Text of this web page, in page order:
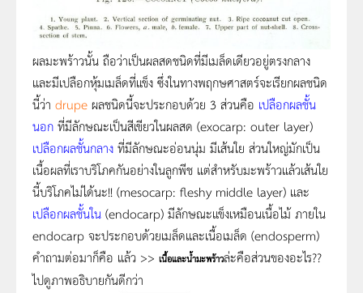
ผลมะพร้าวนั้น ถือว่าเป็นผลสดชนิดที่มีเมล็ดเดียวอยู่ตรงกลาง
และมีเปลือกหุ้มเมล็ดที่แข็ง ซึ่งในทางพฤกษศาสตร์จะเรียกผลชนิด
นี้ว่า drupe ผลชนิดนี้จะประกอบด้วย 3 ส่วนคือ เปลือกผลชั้น
นอก ที่มีลักษณะเป็นสีเขียวในผลสด (exocarp: outer layer)
เปลือกผลชั้นกลาง ที่มีลักษณะอ่อนนุ่ม มีเส้นใย ส่วนใหญ่มักเป็น
เนื้อผลที่เราบริโภคกันอย่างในลูกพีช แต่สำหรับมะพร้าวแล้วเส้นใย
นี้บริโภคไม่ได้นะ!! (mesocarp: fleshy middle layer) และ
เปลือกผลชั้นใน (endocarp) มีลักษณะแข็งเหมือนเนื้อไม้ ภายใน
endocarp จะประกอบด้วยเมล็ดและเนื้อเมล็ด (endosperm)
คำถามต่อมาก็คือ แล้ว >> เนื้อและน้ำมะพร้าวล่ะคือส่วนของอะไร??
ไปดูภาพอธิบายกันดีกว่า